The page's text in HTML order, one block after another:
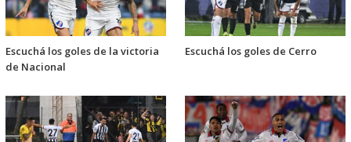
Escuchá los goles de la victoria
de Nacional
Escuchá los goles de Cerro